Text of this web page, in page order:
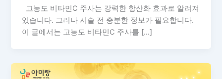
고농도 비타민C 주사는 강력한 항산화 효과로 알려져
있습니다. 그러나 시술 전 충분한 정보가 필요합니다.
이 글에서는 고농도 비타민C 주사를 […]